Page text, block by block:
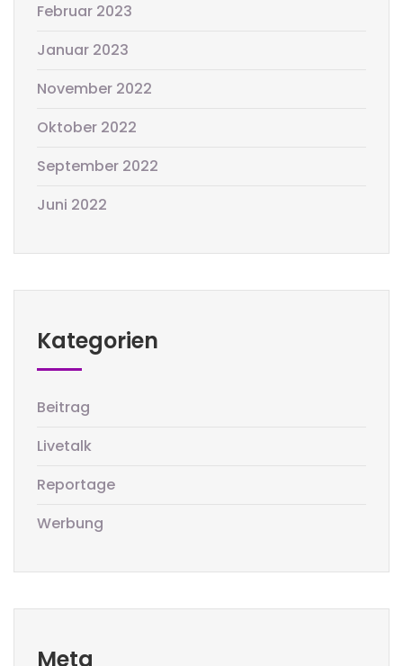
Februar 2023
Januar 2023
November 2022
Oktober 2022
September 2022
Juni 2022
Kategorien
Beitrag
Livetalk
Reportage
Werbung
Meta